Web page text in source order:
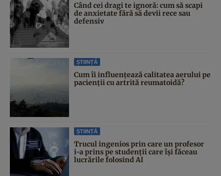
Când cei dragi te ignoră: cum să scapi
de anxietate fără să devii rece sau
defensiv
ȘTIINȚĂ
Cum îi influențează calitatea aerului pe
pacienții cu artrită reumatoidă?
ȘTIINȚĂ
Trucul ingenios prin care un profesor
i-a prins pe studenții care își făceau
lucrările folosind AI